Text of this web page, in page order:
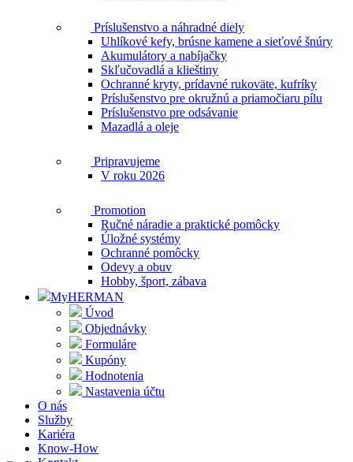
Príslušenstvo a náhradné diely
Uhlíkové kefy, brúsne kamene a sieťové šnúry
Akumulátory a nabíjačky
Skľučovadlá a klieštiny
Ochranné kryty, prídavné rukoväte, kufríky
Príslušenstvo pre okružnú a priamočiaru pílu
Príslušenstvo pre odsávanie
Mazadlá a oleje
Pripravujeme
V roku 2026
Promotion
Ručné náradie a praktické pomôcky
Úložné systémy
Ochranné pomôcky
Odevy a obuv
Hobby, šport, zábava
MyHERMAN
Úvod
Objednávky
Formuláre
Kupóny
Hodnotenia
Nastavenia účtu
O nás
Služby
Kariéra
Know-How